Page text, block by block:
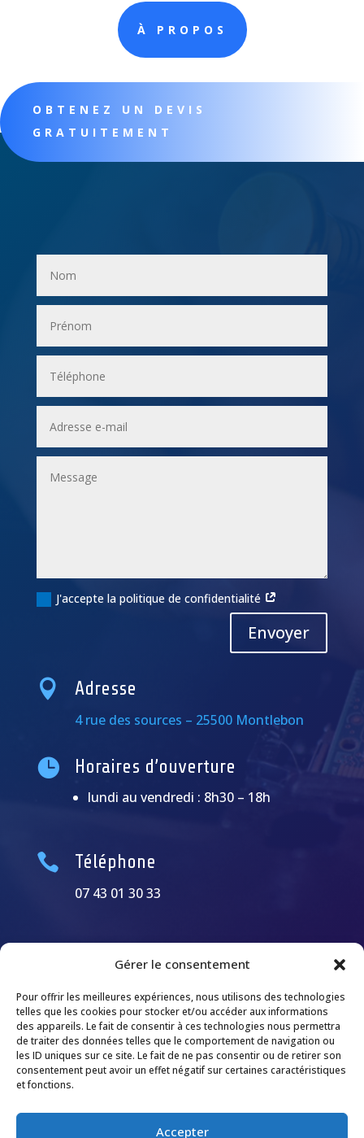
Gérer le consentement
Pour offrir les meilleures expériences, nous utilisons des technologies
telles que les cookies pour stocker et/ou accéder aux informations
des appareils. Le fait de consentir à ces technologies nous permettra
de traiter des données telles que le comportement de navigation ou
les ID uniques sur ce site. Le fait de ne pas consentir ou de retirer son
consentement peut avoir un effet négatif sur certaines caractéristiques
et fonctions.
Accepter
À PROPOS
OBTENEZ UN DEVIS
GRATUITEMENT
J'accepte la politique de confidentialité
Envoyer
 Adresse
4 rue des sources – 25500 Montlebon
 Horaires d’ouverture
lundi au vendredi : 8h30 – 18h
 Téléphone
07 43 01 30 33